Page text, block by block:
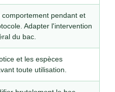
comportement pendant et
Adapter l'intervention
du bac.
et les espèces
toute utilisation.